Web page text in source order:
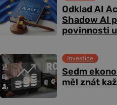
Odklad AI
Shadow AI
povinnosti
Sedm
měl znát
Investice